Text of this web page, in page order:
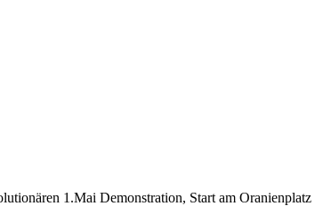
1.Mai Demonstration, Start am Oranienplatz